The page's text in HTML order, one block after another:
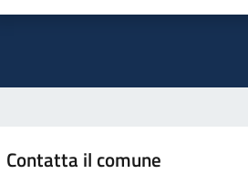
Contatta il comune